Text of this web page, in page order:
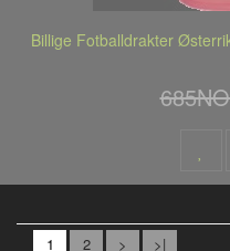
Billige Fotballdrakter
1 2 > >|